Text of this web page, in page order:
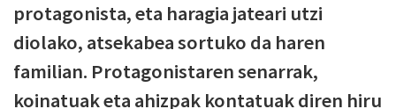
protagonista, eta haragia jateari utzi
diolako, atsekabea sortuko da haren
familian. Protagonistaren senarrak,
koinatuak eta ahizpak kontatuak diren hiru